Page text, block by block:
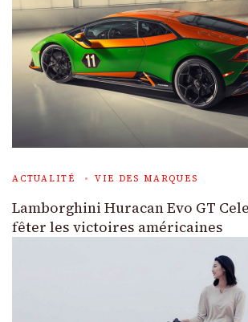
ACTUALITÉ VIE DES MARQUES
Lamborghini Huracan Evo GT
fêter les victoires américaines